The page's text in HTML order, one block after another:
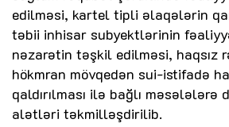
edilməsi, kartel tipli əlaqələrin
təbii inhisar subyektlərinin
nəzarətin təşkil edilməsi, haqsız
hökmran mövqedən sui-istifadə
qaldırılması ilə bağlı məsələlərə
alətləri təkmilləşdirilib.